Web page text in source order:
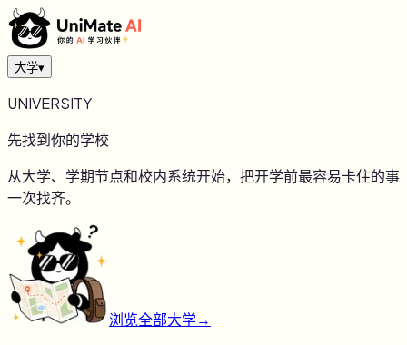
大学▾
UNIVERSITY
先找到你的学校
从大学、学期节点和校内系统开始，把开学前最容易卡住的事
一次找齐。
浏览全部大学→